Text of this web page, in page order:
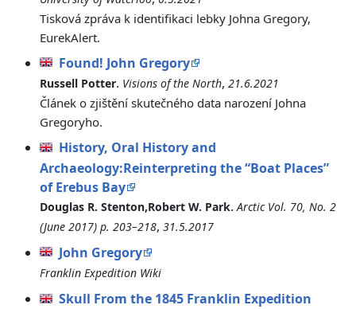
Tisková zpráva k identifikaci lebky Johna Gregory,
EurekAlert.
Found! John Gregory
Russell Potter. Visions of the North, 21.6.2021
Článek o zjištění skutečného data narození Johna
Gregoryho.
History, Oral History and
Archaeology:Reinterpreting the “Boat Places”
of Erebus Bay
Douglas R. Stenton,Robert W. Park.Arctic Vol. 70, No. 2
(June 2017) p. 203–218, 31.5.2017
John Gregory
Franklin Expedition Wiki
Skull From the 1845 Franklin Expedition